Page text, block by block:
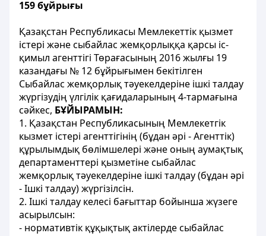
159 бұйрығы
Қазақстан Республикасы Мемлекеттік қызмет
істері және сыбайлас жемқорлыққа қарсы іс-
қимыл агенттігі Төрағасының 2016 жылғы 19
казандағы № 12 бұйрығымен бекітілген
Сыбайлас жемқорлық тәуекелдеріне ішкі талдау
жүргізудің үлгілік қағидаларының 4-тармағына
сәйкес, БҰЙЫРАМЫН:
1. Қазақстан Республикасының Мемлекетгік
кызмет істері агенттігінің (бұдан әрі - Агенттік)
құрылымдық бөлімшелері және оның аумақтық
департаменттері қызметіне сыбайлас
жемқорлық тәуекелдеріне ішкі талдау (бұдан әрі
- Ішкі талдау) жүргізілсін.
2. Ішкі талдау келесі бағыттар бойынша жүзеге
асырылсын:
- нормативтік құқықтық актілерде сыбайлас